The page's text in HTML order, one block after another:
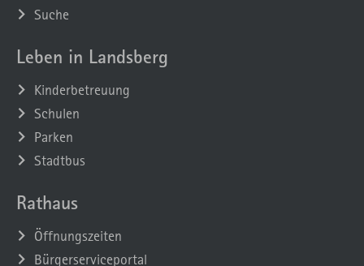
Suche
Leben in Landsberg
Kinderbetreuung
Schulen
Parken
Stadtbus
Rathaus
Öffnungszeiten
Bürgerserviceportal